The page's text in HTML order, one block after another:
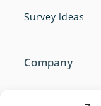
Survey Ideas
Company